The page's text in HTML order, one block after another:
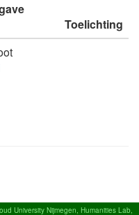
Toelichting
University Nijmegen, Humanities Lab,